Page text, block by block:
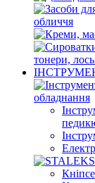
обличчя
тонери,
обладнання